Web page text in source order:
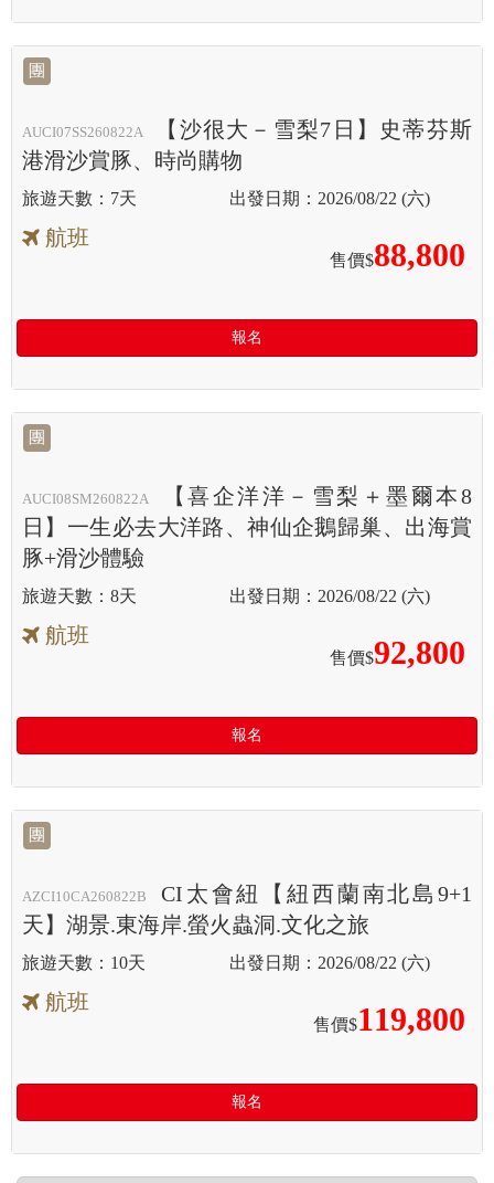
團
AUCI07SS260822A
【沙很大－雪梨7日】史蒂芬斯
港滑沙賞豚、時尚購物
7天 2026/08/22 (六)
航班
售價$88,800
報名
團
AUCI08SM260822A
【喜企洋洋－雪梨＋墨爾本8
日】一生必去大洋路、神仙企鵝歸巢、出海賞
豚+滑沙體驗
8天 2026/08/22 (六)
航班
售價$92,800
報名
團
AZCI10CA260822B
CI太會紐【紐西蘭南北島9+1
天】湖景.東海岸.螢火蟲洞.文化之旅
10天 2026/08/22 (六)
航班
售價$119,800
報名